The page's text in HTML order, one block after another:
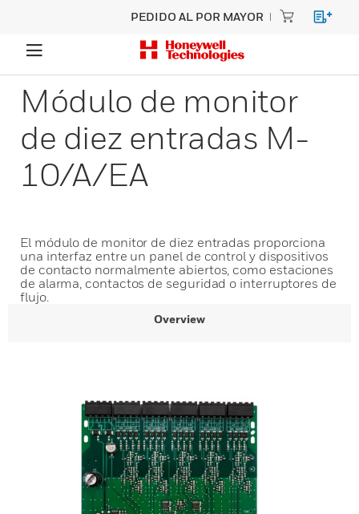
PEDIDO AL POR MAYOR
Módulo de monitor
de diez entradas M-
10/A/EA
El módulo de monitor de diez entradas proporciona
una interfaz entre un panel de control y dispositivos
de contacto normalmente abiertos, como estaciones
de alarma, contactos de seguridad o interruptores de
flujo.
Overview